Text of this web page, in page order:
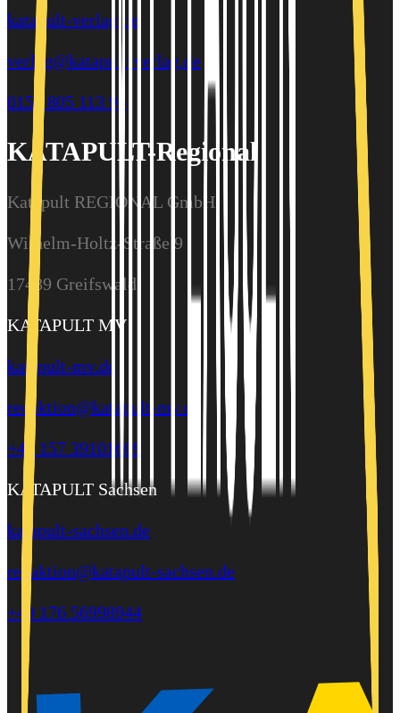
katapult-verlag.de
verlag@katapult-verlag.de
0157 805 113 95
KATAPULT-Regional
Katapult REGIONAL GmbH
Wilhelm-Holtz-Straße 9
17489 Greifswald
KATAPULT MV
katapult-mv.de
redaktion@katapult-mv.de
+49 157 39101609
KATAPULT Sachsen
katapult-sachsen.de
redaktion@katapult-sachsen.de
+49 176 56998944